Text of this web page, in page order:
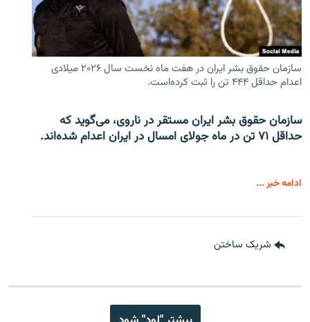
سازمان حقوق بشر ایران در هفت ماه نخست سال ۲۰۲۶ میلادی
اعدام حداقل ۴۴۴ تن را ثبت کرده‌است.
سازمان حقوق بشر ایران مستقر در ناروی، می‌گوید که
حداقل ۷۱ تن در ماه جولای امسال در ایران اعدام شده‌اند.
ادامه خبر ...
شریک ساختن